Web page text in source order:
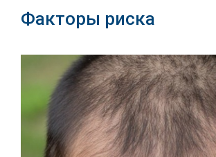
Факторы риска